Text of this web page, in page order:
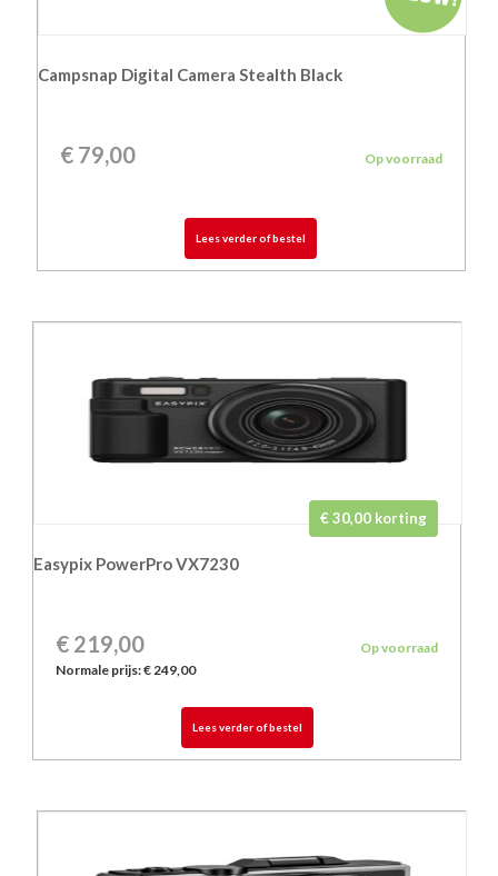
Campsnap Digital Camera Stealth Black
€79,00 Op voorraad
Lees verder of bestel
Easypix PowerPro VX7230
€ 30,00 korting
€ 219,00
Op voorraad
Normale prijs:€ 249,00
Lees verder of bestel